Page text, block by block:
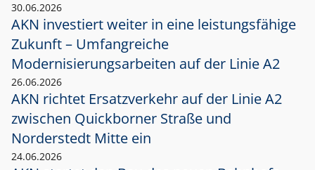
30.06.2026
AKN investiert weiter in eine leistungsfähige
Zukunft – Umfangreiche
Modernisierungsarbeiten auf der Linie A2
26.06.2026
AKN richtet Ersatzverkehr auf der Linie A2
zwischen Quickborner Straße und
Norderstedt Mitte ein
24.06.2026